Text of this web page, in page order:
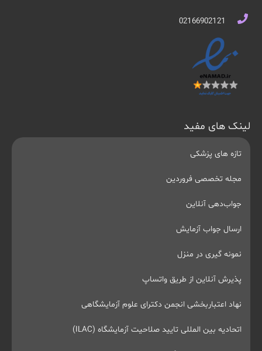
02166902121
لینک های مفید
تازه های پزشکی
مجله تخصصی فروردین
جواب‌دهی آنلاین
ارسال جواب آزمایش
نمونه گیری در منزل
پذیرش آنلاین از طریق واتساپ
نهاد اعتباربخشی انجمن دکترای علوم آزمایشگاهی
اتحادیه بین المللی تایید صلاحیت آزمایشگاه (ILAC)